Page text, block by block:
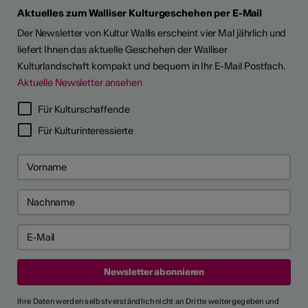
Aktuelles zum Walliser Kulturgeschehen per E-Mail
Der Newsletter von Kultur Wallis erscheint vier Mal jährlich und
liefert Ihnen das aktuelle Geschehen der Walliser
Kulturlandschaft kompakt und bequem in Ihr E-Mail Postfach.
Aktuelle Newsletter ansehen
Für Kulturschaffende
Für Kulturinteressierte
Ihre Daten werden selbstverständlich nicht an Dritte weitergegeben und